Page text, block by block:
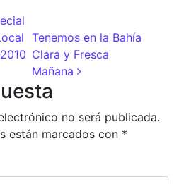
de entradas
Tenemos en la Bahía
Clara y Fresca
Mañana
no será publicada.
están marcados con *